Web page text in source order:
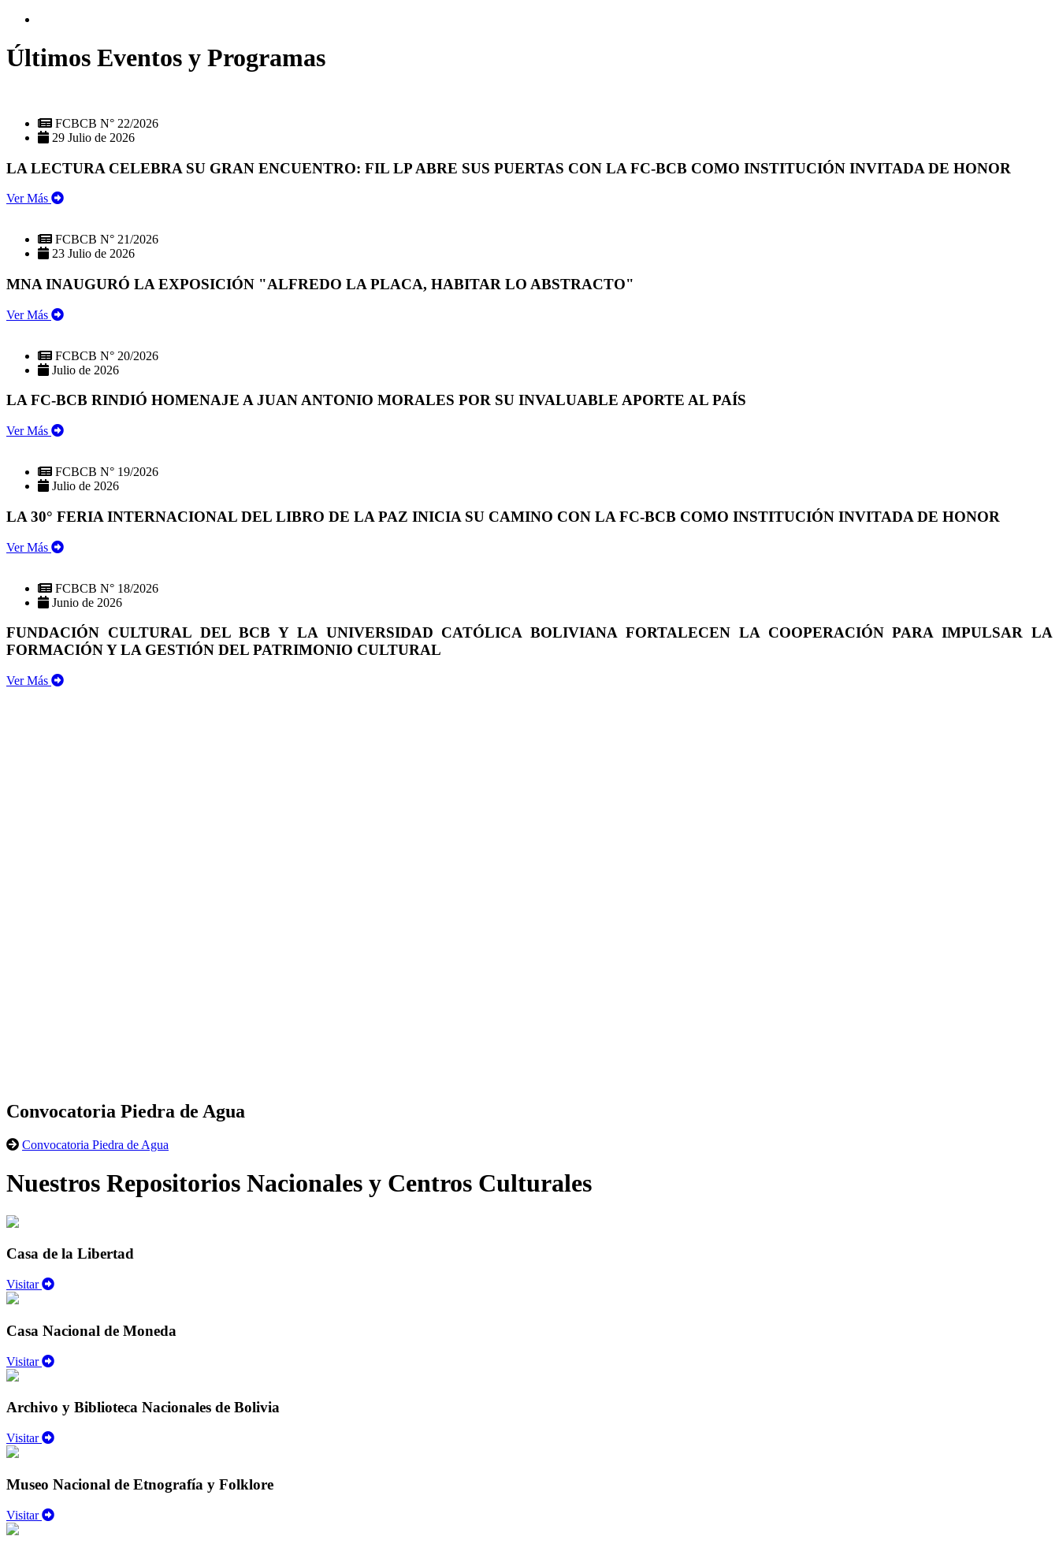
Últimos Eventos y Programas
FCBCB N° 22/2026
29 Julio de 2026
LA LECTURA CELEBRA SU GRAN ENCUENTRO: FIL LP ABRE SUS PUERTAS CON LA FC-BCB COMO INSTITUCIÓN INVITADA DE HONOR
Ver Más
FCBCB N° 21/2026
23 Julio de 2026
MNA INAUGURÓ LA EXPOSICIÓN "ALFREDO LA PLACA, HABITAR LO ABSTRACTO"
Ver Más
FCBCB N° 20/2026
Julio de 2026
LA FC-BCB RINDIÓ HOMENAJE A JUAN ANTONIO MORALES POR SU INVALUABLE APORTE AL PAÍS
Ver Más
FCBCB N° 19/2026
Julio de 2026
LA 30° FERIA INTERNACIONAL DEL LIBRO DE LA PAZ INICIA SU CAMINO CON LA FC-BCB COMO INSTITUCIÓN INVITADA DE HONOR
Ver Más
FCBCB N° 18/2026
Junio de 2026
FUNDACIÓN CULTURAL DEL BCB Y LA UNIVERSIDAD CATÓLICA BOLIVIANA FORTALECEN LA COOPERACIÓN PARA IMPULSAR LA
FORMACIÓN Y LA GESTIÓN DEL PATRIMONIO CULTURAL
Ver Más
Convocatoria Piedra de Agua
Convocatoria Piedra de Agua
Nuestros Repositorios Nacionales y Centros Culturales
Casa de la Libertad
Visitar
Casa Nacional de Moneda
Visitar
Archivo y Biblioteca Nacionales de Bolivia
Visitar
Museo Nacional de Etnografía y Folklore
Visitar